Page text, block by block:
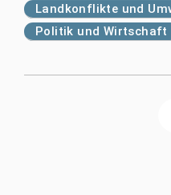
Landkonflikte und
Politik und Wirtschaft